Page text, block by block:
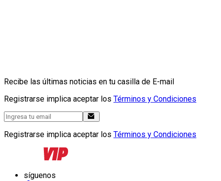
Recibe las últimas noticias en tu casilla de E-mail
Registrarse implica aceptar los Términos y Condiciones
Registrarse implica aceptar los Términos y Condiciones
síguenos